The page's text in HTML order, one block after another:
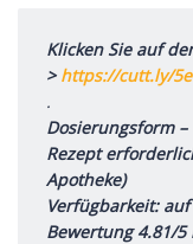
Klicken Sie auf
> https://cutt.ly/
.
Dosierungsform
Rezept
Apotheke)
Verfügbarkeit: auf
Bewertung 4.81/